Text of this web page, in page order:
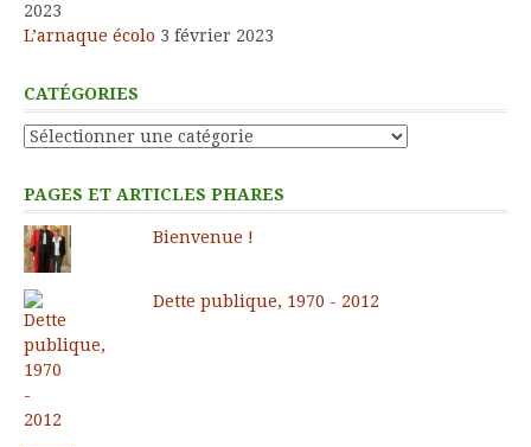
2023
L’arnaque écolo 3 février 2023
CATÉGORIES
Catégories
PAGES ET ARTICLES PHARES
Bienvenue !
Dette publique, 1970 - 2012